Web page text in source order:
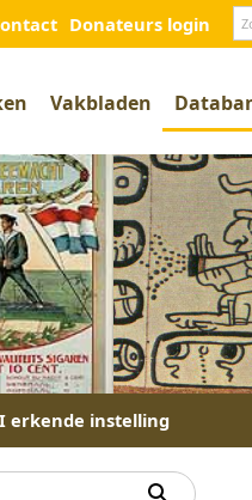
Donateurs login
Vakbladen
erkende instelling